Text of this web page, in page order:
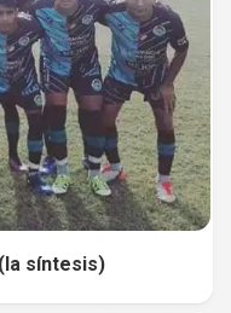
síntesis)